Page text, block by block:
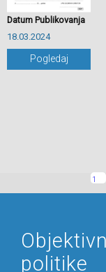
Datum Publikovanja
18.03.2024
Pogledaj
1
politike